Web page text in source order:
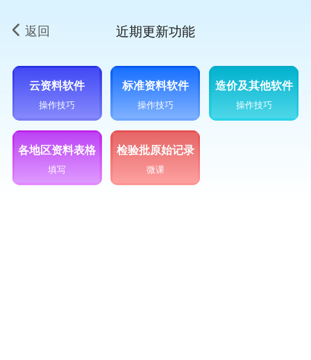
返回 近期更新功能
云资料软件
操作技巧
标准资料软件
操作技巧
造价及其他软件
操作技巧
各地区资料表格
填写
检验批原始记录
微课